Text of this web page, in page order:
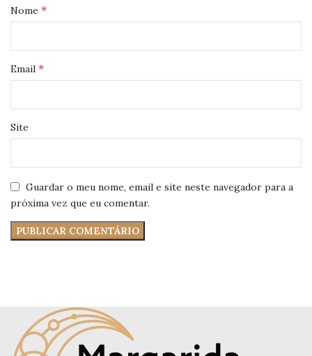
Nome *
Email *
Site
Guardar o meu nome, email e site neste navegador para a
próxima vez que eu comentar.